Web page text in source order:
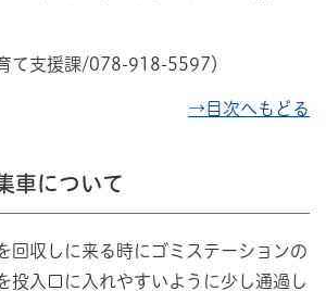
て支援課/078-918-5597）
→目次へもどる
車について
回収しに来る時にゴミステーションの
投入口に入れやすいように少し通過し